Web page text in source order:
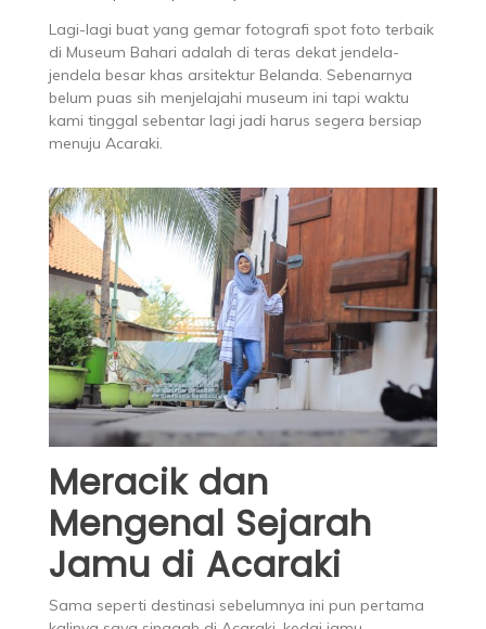
Lagi-lagi buat yang gemar fotografi spot foto terbaik
di Museum Bahari adalah di teras dekat jendela-
jendela besar khas arsitektur Belanda. Sebenarnya
belum puas sih menjelajahi museum ini tapi waktu
kami tinggal sebentar lagi jadi harus segera bersiap
menuju Acaraki.
Meracik dan
Mengenal Sejarah
Jamu di Acaraki
Sama seperti destinasi sebelumnya ini pun pertama